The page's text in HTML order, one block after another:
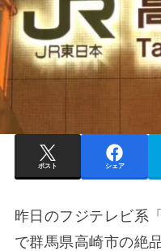
ポスト シェア
昨日のフジテレビ系
で群馬県高崎市の絶